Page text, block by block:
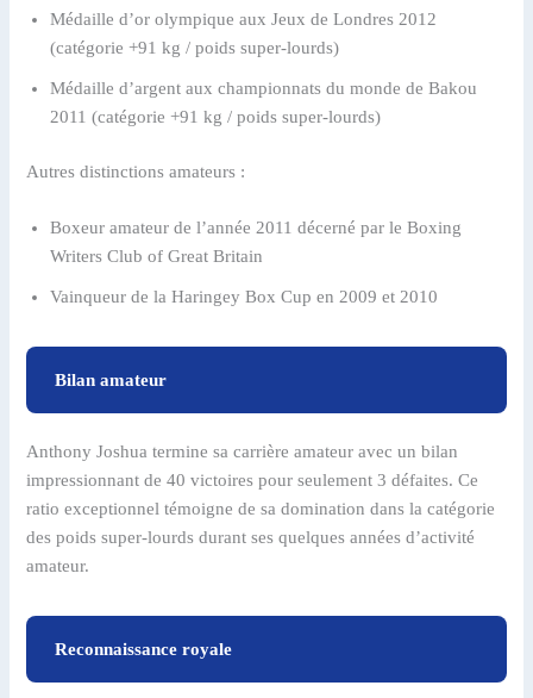
Médaille d’or olympique aux Jeux de Londres 2012
(catégorie +91 kg / poids super-lourds)
Médaille d’argent aux championnats du monde de Bakou
2011 (catégorie +91 kg / poids super-lourds)
Autres distinctions amateurs :
Boxeur amateur de l’année 2011 décerné par le Boxing
Writers Club of Great Britain
Vainqueur de la Haringey Box Cup en 2009 et 2010
Bilan amateur
Anthony Joshua termine sa carrière amateur avec un bilan
impressionnant de 40 victoires pour seulement 3 défaites. Ce
ratio exceptionnel témoigne de sa domination dans la catégorie
des poids super-lourds durant ses quelques années d’activité
amateur.
Reconnaissance royale